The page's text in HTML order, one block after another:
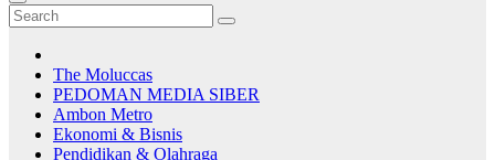
The Moluccas
PEDOMAN MEDIA SIBER
Ambon Metro
Ekonomi & Bisnis
Pendidikan & Olahraga